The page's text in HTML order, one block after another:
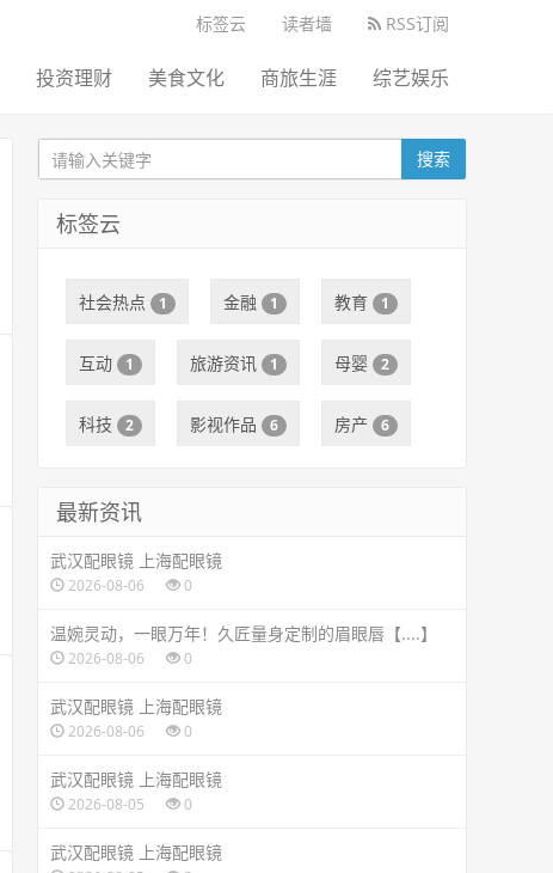
标签云 读者墙 RSS订阅
投资理财 美食文化 商旅生涯 综艺娱乐
搜索
标签云
社会热点 1 金融 1 教育 1
互动 1 旅游资讯 1 母婴 2
科技 2 影视作品 6 房产 6
最新资讯
武汉配眼镜 上海配眼镜
2026-08-06 0
温婉灵动，一眼万年！久匠量身定制的眉眼唇【....】
2026-08-06 0
武汉配眼镜 上海配眼镜
2026-08-06 0
武汉配眼镜 上海配眼镜
2026-08-05 0
武汉配眼镜 上海配眼镜